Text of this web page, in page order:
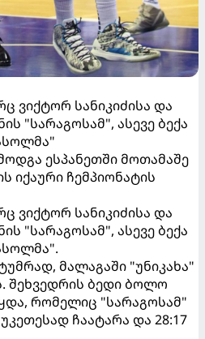
ვიქტორ სანიკიძისა და
"სარაგოსამ", ასევე ბექა
ესპანეთში მოთამაშე
იქაური ჩემპიონატის
ვიქტორ სანიკიძისა და
"სარაგოსამ", ასევე ბექა
მალაგაში "უნიკახა"
შეხვედრის ბედი ბოლო
რომელიც "სარაგოსამ"
ჩაატარა და 28:17